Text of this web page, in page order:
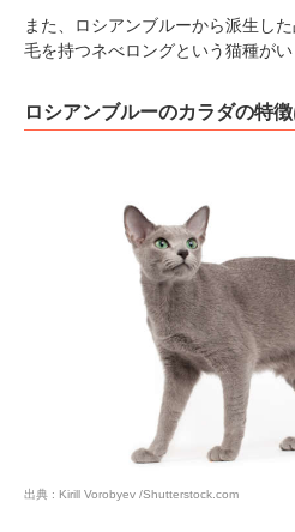
また、ロシアンブルーから派生し
毛を持つネべロングという猫種がい
ロシアンブルーのカラダの特徴
出典 : Kirill Vorobyev /Shutterstock.com